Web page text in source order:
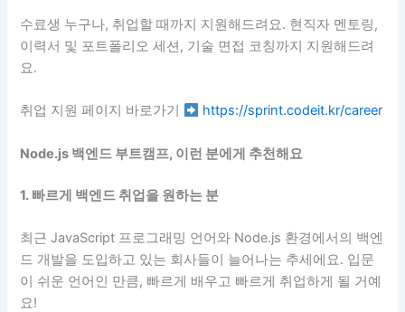
수료생 누구나, 취업할 때까지 지원해드려요. 현직자 멘토링,
이력서 및 포트폴리오 세션, 기술 면접 코칭까지 지원해드려
요.
취업 지원 페이지 바로가기 https://sprint.codeit.kr/career
Node.js 백엔드 부트캠프, 이런 분에게 추천해요
1. 빠르게 백엔드 취업을 원하는 분
최근 JavaScript 프로그래밍 언어와 Node.js 환경에서의 백엔
드 개발을 도입하고 있는 회사들이 늘어나는 추세에요. 입문
이 쉬운 언어인 만큼, 빠르게 배우고 빠르게 취업하게 될 거예
요!